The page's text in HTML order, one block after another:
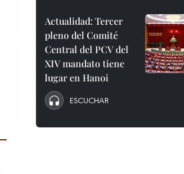
Actualidad: Tercer
pleno del Comité
Central del PCV del
XIV mandato tiene
lugar en Hanoi
ESCUCHAR